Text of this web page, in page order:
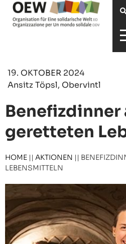
19. OKTOBER 2024
Ansitz Töpsl, Obervintl
Benefizdinner
geretteten
HOME || AKTIONEN ||
LEBENSMITTELN